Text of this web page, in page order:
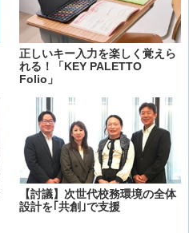
正しいキー入力を楽しく覚えら
れる！「KEY PALETTO
Folio」
【討議】次世代校務環境の全体
設計を｢共創｣で支援